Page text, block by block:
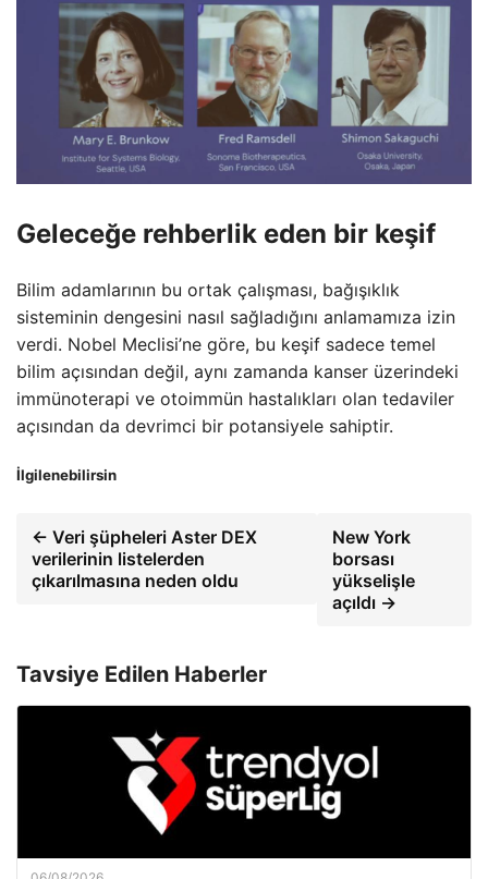
Geleceğe rehberlik eden bir keşif
Bilim adamlarının bu ortak çalışması, bağışıklık
sisteminin dengesini nasıl sağladığını anlamamıza izin
verdi. Nobel Meclisi’ne göre, bu keşif sadece temel
bilim açısından değil, aynı zamanda kanser üzerindeki
immünoterapi ve otoimmün hastalıkları olan tedaviler
açısından da devrimci bir potansiyele sahiptir.
İlgilenebilirsin
← Veri şüpheleri Aster DEX
verilerinin listelerden
çıkarılmasına neden oldu
New York
borsası
yükselişle
açıldı →
Tavsiye Edilen Haberler